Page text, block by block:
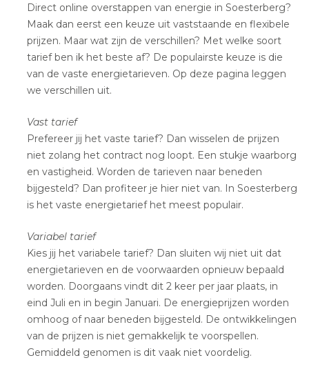
Direct online overstappen van energie in Soesterberg?
Maak dan eerst een keuze uit vaststaande en flexibele
prijzen. Maar wat zijn de verschillen? Met welke soort
tarief ben ik het beste af? De populairste keuze is die
van de vaste energietarieven. Op deze pagina leggen
we verschillen uit.
Vast tarief
Prefereer jij het vaste tarief? Dan wisselen de prijzen
niet zolang het contract nog loopt. Een stukje waarborg
en vastigheid. Worden de tarieven naar beneden
bijgesteld? Dan profiteer je hier niet van. In Soesterberg
is het vaste energietarief het meest populair.
Variabel tarief
Kies jij het variabele tarief? Dan sluiten wij niet uit dat
energietarieven en de voorwaarden opnieuw bepaald
worden. Doorgaans vindt dit 2 keer per jaar plaats, in
eind Juli en in begin Januari. De energieprijzen worden
omhoog of naar beneden bijgesteld. De ontwikkelingen
van de prijzen is niet gemakkelijk te voorspellen.
Gemiddeld genomen is dit vaak niet voordelig.